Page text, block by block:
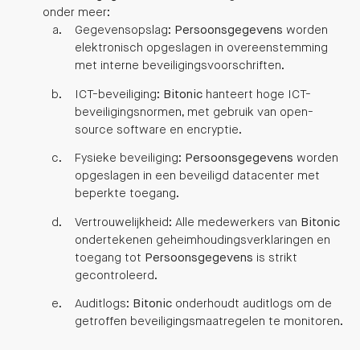
onder meer:
Gegevensopslag: Persoonsgegevens worden
elektronisch opgeslagen in overeenstemming
met interne beveiligingsvoorschriften.
ICT-beveiliging: Bitonic hanteert hoge ICT-
beveiligingsnormen, met gebruik van open-
source software en encryptie.
Fysieke beveiliging: Persoonsgegevens worden
opgeslagen in een beveiligd datacenter met
beperkte toegang.
Vertrouwelijkheid: Alle medewerkers van Bitonic
ondertekenen geheimhoudingsverklaringen en
toegang tot Persoonsgegevens is strikt
gecontroleerd.
Auditlogs: Bitonic onderhoudt auditlogs om de
getroffen beveiligingsmaatregelen te monitoren.